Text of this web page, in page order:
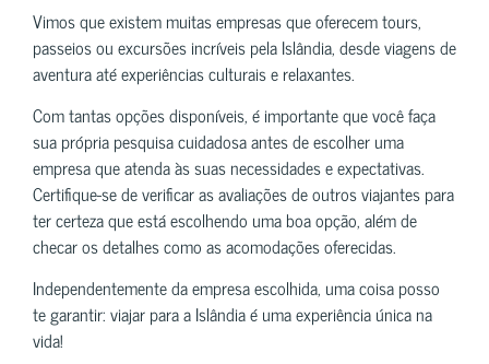
Vimos que existem muitas empresas que oferecem tours,
passeios ou excursões incríveis pela Islândia, desde viagens de
aventura até experiências culturais e relaxantes.
Com tantas opções disponíveis, é importante que você faça
sua própria pesquisa cuidadosa antes de escolher uma
empresa que atenda às suas necessidades e expectativas.
Certifique-se de verificar as avaliações de outros viajantes para
ter certeza que está escolhendo uma boa opção, além de
checar os detalhes como as acomodações oferecidas.
Independentemente da empresa escolhida, uma coisa posso
te garantir: viajar para a Islândia é uma experiência única na
vida!